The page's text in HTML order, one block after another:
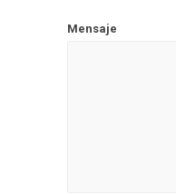
Mensaje